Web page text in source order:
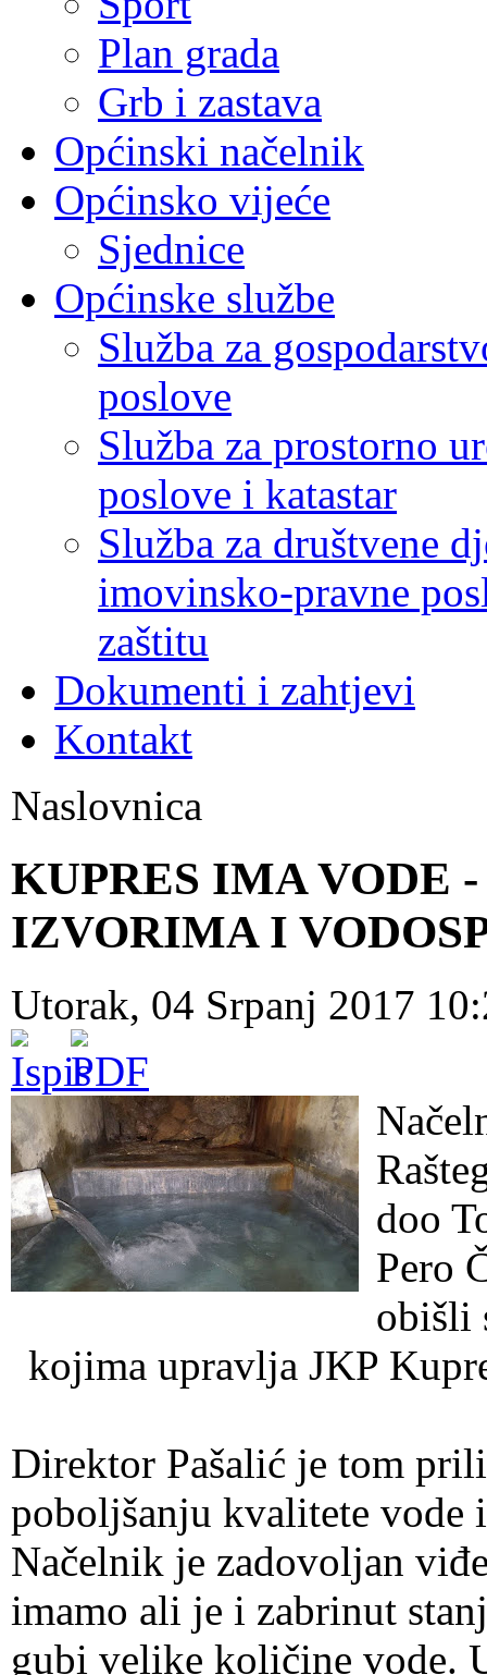
Plan grada
Grb i zastava
Općinski načelnik
Općinsko vijeće
Sjednice
Općinske službe
Služba za
poslove
Služba za prostorno
poslove i katastar
Služba za društvene
imovinsko-pravne
zaštitu
Dokumenti i zahtjevi
Kontakt
Naslovnica
KUPRES IMA VODE
IZVORIMA I
Utorak, 04 Srpanj 2017
doo
Pero
obišli
kojima upravlja JKP
Direktor Pašalić je tom
poboljšanju kvalitete vode
Načelnik je zadovoljan
imamo ali je i zabrinut
gubi velike količine vode.